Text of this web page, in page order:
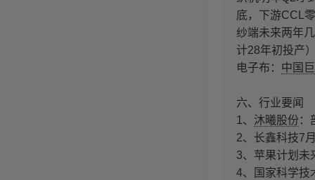
底，下游CCL
纱端未来两年
计28年初投产
电子布： 中国
六、行业要闻
1、 沐曦股份 ：
2、长鑫科技7
3、苹果计划未
4、国家科学技